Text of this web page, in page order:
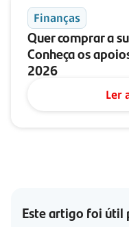
Finanças
Quer comprar a
Conheça os
2026
Ler
Este artigo foi útil